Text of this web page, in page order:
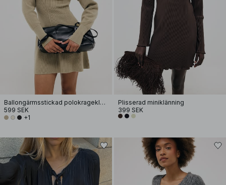
Ballongärmsstickad polokrageklänning
599 SEK
+1
Plisserad miniklänning
399 SEK